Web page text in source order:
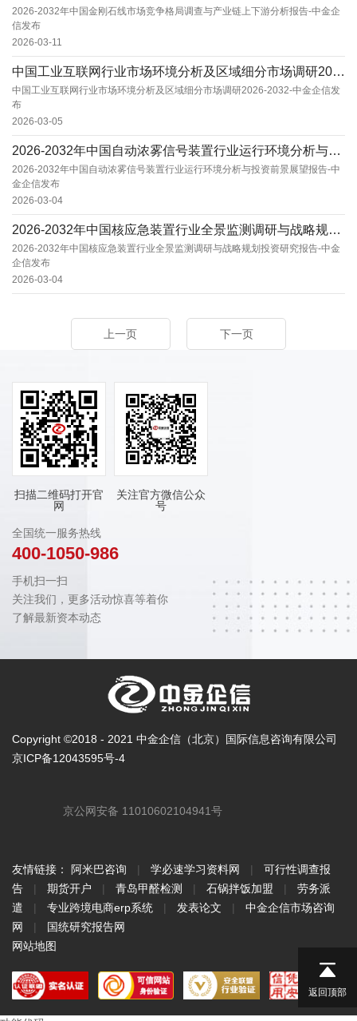
2026-2032年中国金刚石线市场竞争格局调查与产业链上下游分析报告-中金企
信发布
2026-03-11
中国工业互联网行业市场环境分析及区域细分市场调研2026-2032-中金企信发布
中国工业互联网行业市场环境分析及区域细分市场调研2026-2032-中金企信发
布
2026-03-05
2026-2032年中国自动浓雾信号装置行业运行环境分析与投资前景展望报告-中金企信发布
2026-2032年中国自动浓雾信号装置行业运行环境分析与投资前景展望报告-中
金企信发布
2026-03-04
2026-2032年中国核应急装置行业全景监测调研与战略规划投资研究报告-中金企信发布
2026-2032年中国核应急装置行业全景监测调研与战略规划投资研究报告-中金
企信发布
2026-03-04
上一页 下一页
扫描二维码打开官
网
关注官方微信公众
号
全国统一服务热线
400-1050-986
手机扫一扫
关注我们，更多活动惊喜等着你
了解最新资本动态
Copyright ©2018 - 2021 中金企信（北京）国际信息咨询有限公司
京ICP备12043595号-4
京公网安备 11010602104941号
友情链接： 阿米巴咨询 | 学必速学习资料网 |
可行性调查报
告
| 期货开户 | 青岛甲醛检测 | 石锅拌饭加盟 |
劳务派
遣
| 专业跨境电商erp系统 | 发表论文 |
中金企信市场咨询
网
|
国统研究报告网
网站地图
返回顶部